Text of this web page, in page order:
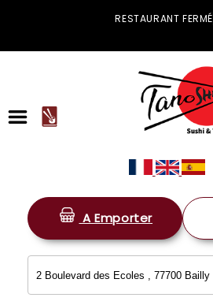
RESTAURANT FERMÉ
ACCUEIL
LA CARTE
A Emporter